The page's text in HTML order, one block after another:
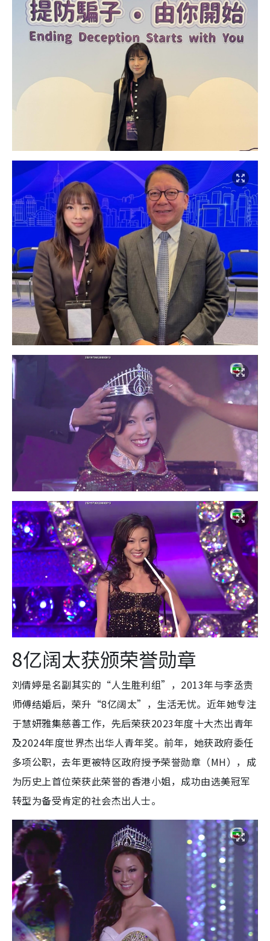
8亿阔太获颁荣誉勋章
刘倩婷是名副其实的“人生胜利组”，2013年与李丞责
师傅结婚后，荣升“8亿阔太”，生活无忧。近年她专注
于慧妍雅集慈善工作，先后荣获2023年度十大杰出青年
及2024年度世界杰出华人青年奖。前年，她获政府委任
多项公职，去年更被特区政府授予荣誉勋章（MH），成
为历史上首位荣获此荣誉的香港小姐，成功由选美冠军
转型为备受肯定的社会杰出人士。